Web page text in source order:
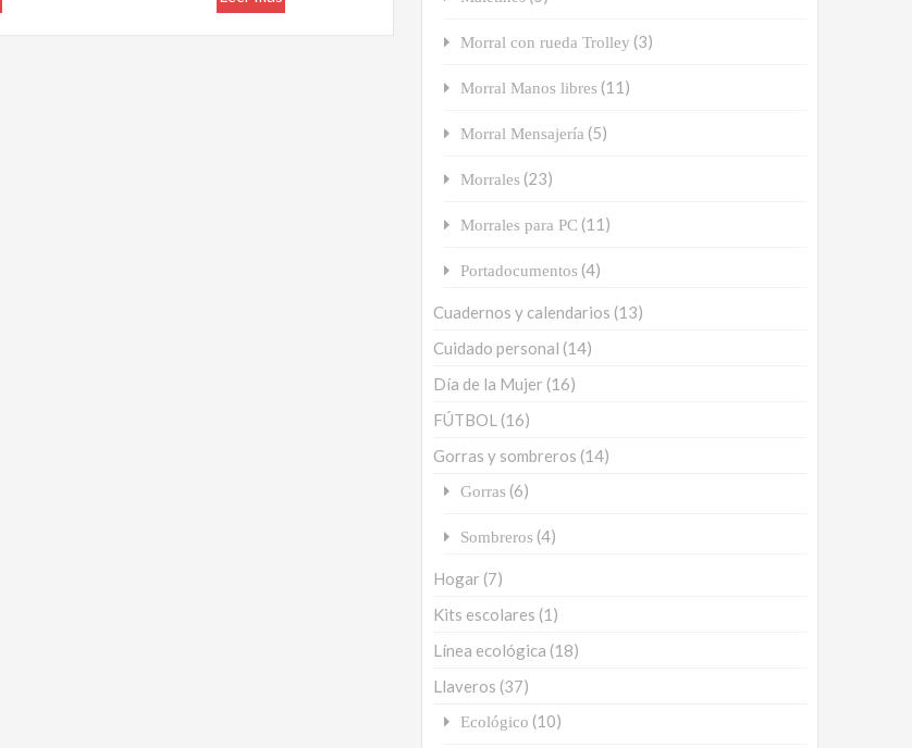
Morral con rueda Trolley (3)
Morral Manos libres (11)
Morral Mensajería (5)
Morrales (23)
Morrales para PC (11)
Portadocumentos (4)
Cuadernos y calendarios (13)
Cuidado personal (14)
Día de la Mujer (16)
FÚTBOL (16)
Gorras y sombreros (14)
Gorras (6)
Sombreros (4)
Hogar (7)
Kits escolares (1)
Línea ecológica (18)
Llaveros (37)
Ecológico (10)